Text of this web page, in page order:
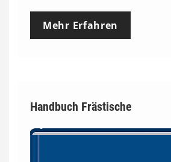
Mehr Erfahren
Handbuch Frästische